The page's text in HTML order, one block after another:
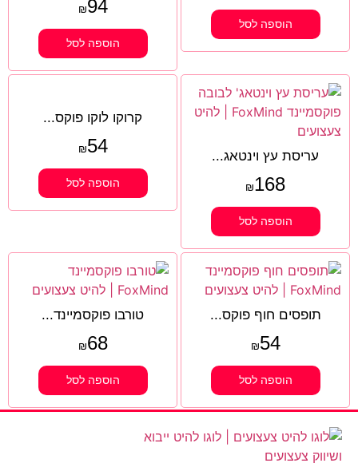
הוספה לסל
₪94
הוספה לסל
עריסת עץ וינטאג...
₪168
הוספה לסל
קרוקו לוקו פוקס...
₪54
הוספה לסל
תופסים חוף פוקס...
₪54
הוספה לסל
טורבו פוקסמיינד...
₪68
הוספה לסל